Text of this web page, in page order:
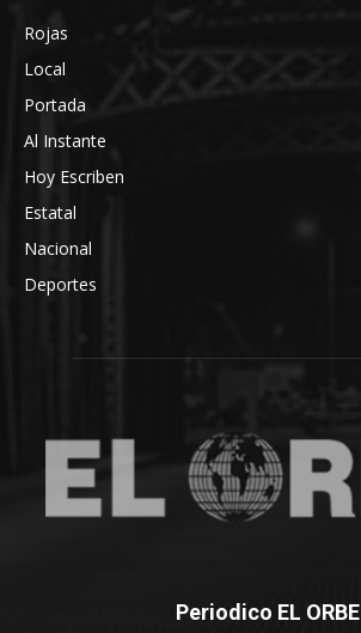
Rojas
Local
Portada
Al Instante
Hoy Escriben
Estatal
Nacional
Deportes
Periodico EL ORBE